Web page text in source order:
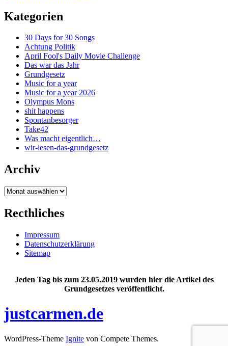
Kategorien
30 Days for 30 Songs
Achtung Politik
April Fool's Daily Movie Challenge
Das war das Jahr
Grundgesetz
Music for a year
Music for a year 2026
Olympus Mons
shit happens
Spontanbesorger
Take42
Was macht eigentlich…
wir-lesen-das-grundgesetz
Archiv
Archiv
Recthliches
Impressum
Datenschutzerklärung
Sitemap
Jeden Tag bis zum 23.05.2019 wurden hier die Artikel des
Grundgesetzes veröffentlicht.
justcarmen.de
WordPress-Theme Ignite von Compete Themes.